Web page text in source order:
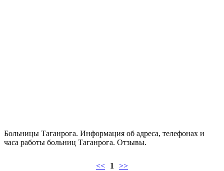
Больницы Таганрога. Информация об адреса, телефонах и
часа работы больниц Таганрога. Отзывы.
<< 1 >>